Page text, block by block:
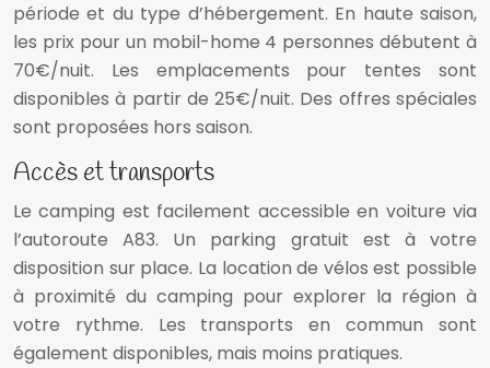
période et du type d’hébergement. En haute saison,
les prix pour un mobil-home 4 personnes débutent à
70€/nuit. Les emplacements pour tentes sont
disponibles à partir de 25€/nuit. Des offres spéciales
sont proposées hors saison.
Accès et transports
Le camping est facilement accessible en voiture via
l’autoroute A83. Un parking gratuit est à votre
disposition sur place. La location de vélos est possible
à proximité du camping pour explorer la région à
votre rythme. Les transports en commun sont
également disponibles, mais moins pratiques.